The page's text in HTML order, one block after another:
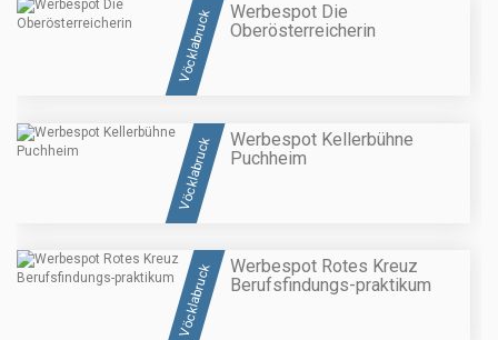
Vöcklabruck
Werbespot Die
Oberösterreicherin
Vöcklabruck
Werbespot Kellerbühne
Puchheim
Vöcklabruck
Werbespot Rotes Kreuz
Berufsfindungs-praktikum